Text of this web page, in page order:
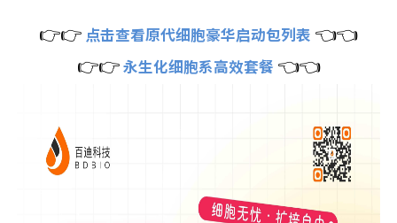
👉👉 点击查看原代细胞豪华启动包列表 👈👈
👉👉永生化细胞系高效套餐 👈👈